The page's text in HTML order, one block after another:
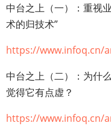
中台之上（一）：重视
术的归技术”
https://www.infoq.cn/
中台之上（二）：为什
觉得它有点虚？
https://www.infoq.cn/